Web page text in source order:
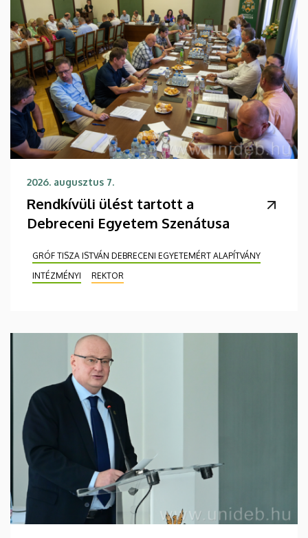
2026. augusztus 7.
Rendkívüli ülést tartott a
Debreceni Egyetem Szenátusa
GRÓF TISZA ISTVÁN DEBRECENI EGYETEMÉRT ALAPÍTVÁNY
INTÉZMÉNYI
REKTOR